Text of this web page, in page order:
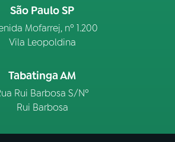
São Paulo SP
Mofarrej, nº 1.200
Vila Leopoldina
Tabatinga AM
Rui Barbosa S/Nº
Rui Barbosa